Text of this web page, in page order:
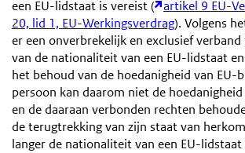
een EU-lidstaat is vereist ( artikel 9 EU-
20, lid 1, EU-Werkingsverdrag). Volgens
er een onverbrekelijk en exclusief
van de nationaliteit van een EU-lidstaat
het behoud van de hoedanigheid van EU-
persoon kan daarom niet de
en de daaraan verbonden rechten
de terugtrekking van zijn staat van
langer de nationaliteit van een EU-lidstaat